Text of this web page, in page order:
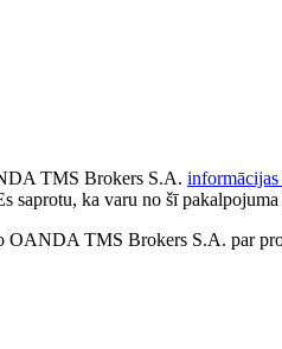
TMS Brokers S.A.
saprotu, ka varu no šī
OANDA TMS Brokers S.A. par